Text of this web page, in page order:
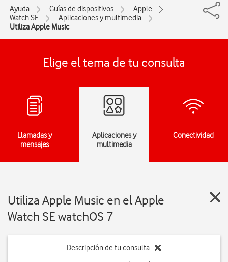
Ayuda Guías de dispositivos
Apple
Watch SE
Aplicaciones y multimedia
Utiliza Apple Music
Elige el tema de tu consulta
Llamadas y
mensajes
Aplicaciones y
multimedia
Conectividad
Utiliza Apple Music en el Apple
Watch SE watchOS 7
Descripción de tu consulta